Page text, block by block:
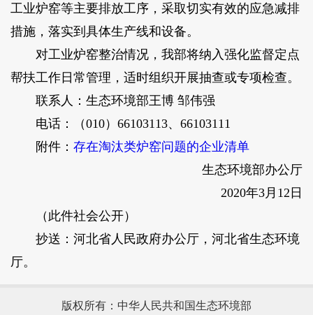
工业炉窑等主要排放工序，采取切实有效的应急减排
措施，落实到具体生产线和设备。
对工业炉窑整治情况，我部将纳入强化监督定点
帮扶工作日常管理，适时组织开展抽查或专项检查。
联系人：生态环境部王博 邹伟强
电话：（010）66103113、66103111
附件： 存在淘汰类炉窑问题的企业清单
生态环境部办公厅
2020年3月12日
（此件社会公开）
抄送：河北省人民政府办公厅，河北省生态环境
厅。
版权所有：中华人民共和国生态环境部